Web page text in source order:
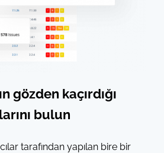
gözden kaçırdığı
bulun
tarafından yapılan bire bir